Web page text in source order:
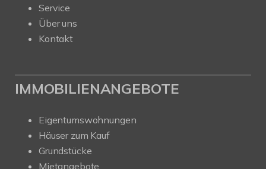
Service
Über uns
Kontakt
IMMOBILIENANGEBOTE
Eigentumswohnungen
Häuser zum Kauf
Grundstücke
Mietangebote